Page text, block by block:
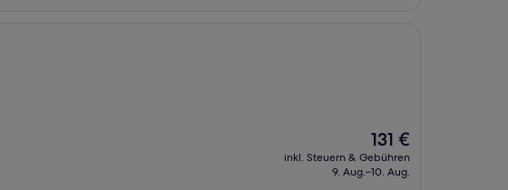
Der
Preis
beträgt
131 €
inkl. Steuern & Gebühren
9. Aug.–10. Aug.